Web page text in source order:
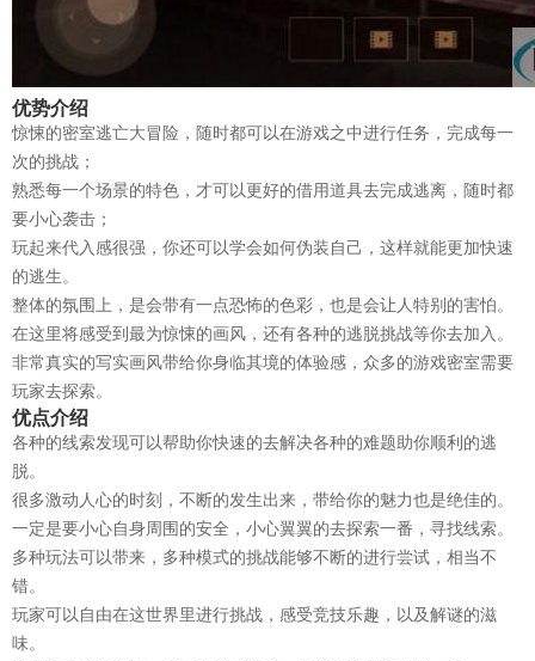
优势介绍
惊悚的密室逃亡大冒险，随时都可以在游戏之中进行任务，完成每一
次的挑战；
熟悉每一个场景的特色，才可以更好的借用道具去完成逃离，随时都
要小心袭击；
玩起来代入感很强，你还可以学会如何伪装自己，这样就能更加快速
的逃生。
整体的氛围上，是会带有一点恐怖的色彩，也是会让人特别的害怕。
在这里将感受到最为惊悚的画风，还有各种的逃脱挑战等你去加入。
非常真实的写实画风带给你身临其境的体验感，众多的游戏密室需要
玩家去探索。
优点介绍
各种的线索发现可以帮助你快速的去解决各种的难题助你顺利的逃
脱。
很多激动人心的时刻，不断的发生出来，带给你的魅力也是绝佳的。
一定是要小心自身周围的安全，小心翼翼的去探索一番，寻找线索。
多种玩法可以带来，多种模式的挑战能够不断的进行尝试，相当不
错。
玩家可以自由在这世界里进行挑战，感受竞技乐趣，以及解谜的滋
味。